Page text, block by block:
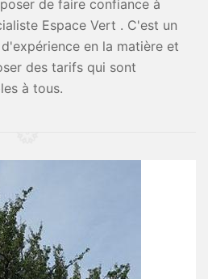
de faire confiance à
Espace Vert . C'est un
en la matière et
des tarifs qui sont
à tous.